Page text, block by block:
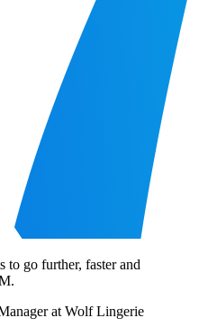
to go further, faster and
at Wolf Lingerie